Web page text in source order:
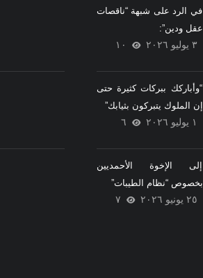
في الرد على شبهة “ناقصات
عقل ودين”:
٣ يوليو ٢٠٢٦ ١٠
“وأباركك ببركات كثيرة حتى
إن الملوك يتبركون بثيابك”
١ يوليو ٢٠٢٦ ٦
إلى الإخوة الأحمديين
بخصوص “نظام الطيبات”
٢٥ يونيو ٢٠٢٦ ٧